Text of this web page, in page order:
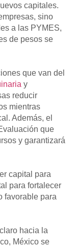
capitales.
sino
a las PYMES,
de pesos se
que van del
y
reducir
mientras
Además, el
que
y garantizará
capital para
para fortalecer
favorable para
hacia la
México se